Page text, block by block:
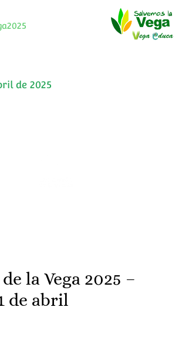
de 2025
la Vega 2025 –
de abril